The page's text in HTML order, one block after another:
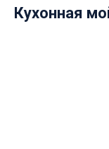
Кухонная